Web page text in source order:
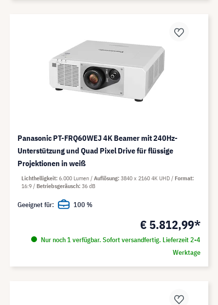
Panasonic PT-FRQ60WEJ 4K Beamer mit 240Hz-
Unterstützung und Quad Pixel Drive für flüssige
Projektionen in weiß
€ 5.812,99*
Nur noch 1 verfügbar. Sofort versandfertig. Lieferzeit 2-4
Werktage
Lichthelligkeit 6.000 Lumen Auflösung 3840 x 2160 4K UHD
Format
16:9
Betriebsgeräusch 36 dB
Geeignet für: 100 %